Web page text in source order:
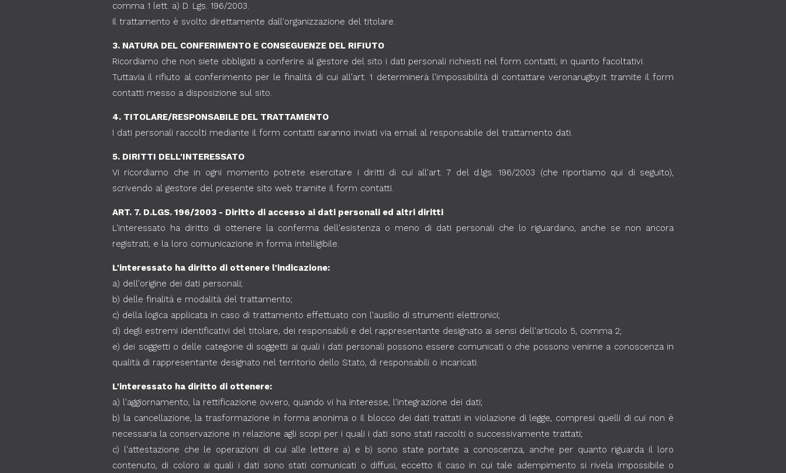
comma 1 lett. a) D. Lgs. 196/2003.
Il trattamento è svolto direttamente dall'organizzazione del titolare.
3. NATURA DEL CONFERIMENTO E CONSEGUENZE DEL RIFIUTO
Ricordiamo che non siete obbligati a conferire al gestore del sito i dati personali richiesti nel form contatti, in quanto facoltativi.
Tuttavia il rifiuto al conferimento per le finalità di cui all'art. 1 determinerà l'impossibilità di contattare veronarugby.it tramite il form
contatti messo a disposizione sul sito.
4. TITOLARE/RESPONSABILE DEL TRATTAMENTO
I dati personali raccolti mediante il form contatti saranno inviati via email al responsabile del trattamento dati.
5. DIRITTI DELL'INTERESSATO
Vi ricordiamo che in ogni momento potrete esercitare i diritti di cui all'art. 7 del d.lgs. 196/2003 (che riportiamo qui di seguito),
scrivendo al gestore del presente sito web tramite il form contatti.
ART. 7. D.LGS. 196/2003 - Diritto di accesso ai dati personali ed altri diritti
L'interessato ha diritto di ottenere la conferma dell'esistenza o meno di dati personali che lo riguardano, anche se non ancora
registrati, e la loro comunicazione in forma intelligibile.
L'interessato ha diritto di ottenere l'indicazione:
a) dell'origine dei dati personali;
b) delle finalità e modalità del trattamento;
c) della logica applicata in caso di trattamento effettuato con l'ausilio di strumenti elettronici;
d) degli estremi identificativi del titolare, dei responsabili e del rappresentante designato ai sensi dell'articolo 5, comma 2;
e) dei soggetti o delle categorie di soggetti ai quali i dati personali possono essere comunicati o che possono venirne a conoscenza in
qualità di rappresentante designato nel territorio dello Stato, di responsabili o incaricati.
L'interessato ha diritto di ottenere:
a) l'aggiornamento, la rettificazione ovvero, quando vi ha interesse, l'integrazione dei dati;
b) la cancellazione, la trasformazione in forma anonima o il blocco dei dati trattati in violazione di legge, compresi quelli di cui non è
necessaria la conservazione in relazione agli scopi per i quali i dati sono stati raccolti o successivamente trattati;
c) l'attestazione che le operazioni di cui alle lettere a) e b) sono state portate a conoscenza, anche per quanto riguarda il loro
contenuto, di coloro ai quali i dati sono stati comunicati o diffusi, eccetto il caso in cui tale adempimento si rivela impossibile o